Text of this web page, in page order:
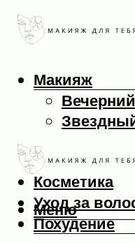
Макияж
Макияж
Макияж
Косметика
Уход за
Похудение
Меню